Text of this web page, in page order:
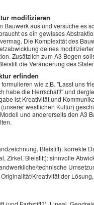
modifizieren
Bauwerk aus und versuche es
es ein gewisses
Die Komplexität des
deines
Zusätzlich zum A3 Bogen
die Veränderung des
erfinden
wie z.B. "Lasst uns
habe die Herrschaft!" und
ist Kreativität und
westlichen Kultur)
und andererseits den A3
Bleistift): korrekte
Zirkel, Bleistift): sinnvolle
technische
Kreativität der